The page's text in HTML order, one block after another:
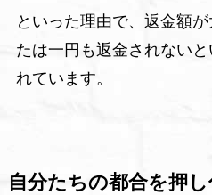
といった理由で、返金額
たは一円も返金されない
れています。
自分たちの都合を押